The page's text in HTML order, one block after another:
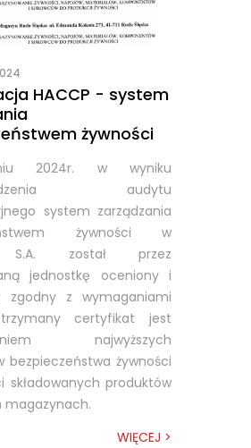
HACCP - system
żywności
2024r. w wyniku
audytu
system zarządzania
żywności w
S.A. został przez
jednostkę oceniony i
zgodny z wymaganiami
certyfikat jest
najwyższych
bezpieczeństwa żywności
składowanych produktów
magazynach.
WIĘCEJ >